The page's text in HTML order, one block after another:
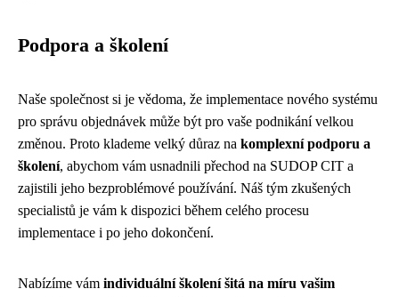
Podpora a školení
Naše společnost si je vědoma, že implementace nového systému
pro správu objednávek může být pro vaše podnikání velkou
změnou. Proto klademe velký důraz na komplexní podporu a
školení, abychom vám usnadnili přechod na SUDOP CIT a
zajistili jeho bezproblémové používání. Náš tým zkušených
specialistů je vám k dispozici během celého procesu
implementace i po jeho dokončení.
Nabízíme vám individuální školení šitá na míru vašim